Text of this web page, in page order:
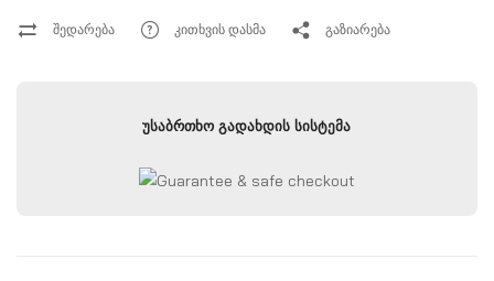
შედარება კითხვის დასმა გაზიარება
უსაბრთხო გადახდის სისტემა